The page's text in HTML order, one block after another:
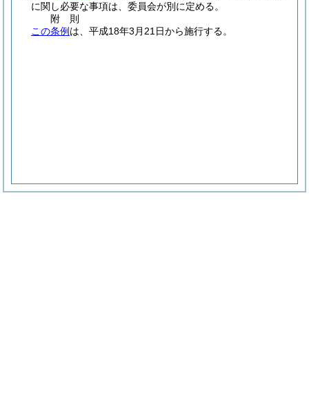
に関し必要な事項は、委員会が別に定める。
附 則
この条例 は、平成18年3月21日から施行する。